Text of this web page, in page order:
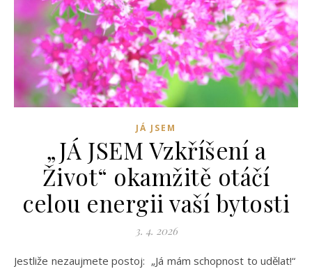
JÁ JSEM
„JÁ JSEM Vzkříšení a
Život“ okamžitě otáčí
celou energii vaší bytosti
3. 4. 2026
Jestliže nezaujmete postoj: „Já mám schopnost to udělat!“